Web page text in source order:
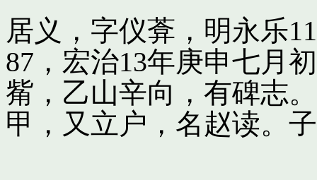
居义，字仪葊，明永乐
87，宏治13年庚申七月
觜，乙山辛向，有碑志
甲，又立户，名赵读。